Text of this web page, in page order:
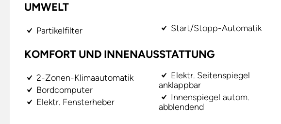
UMWELT
Partikelfilter Start/Stopp-Automatik
KOMFORT UND INNENAUSSTATTUNG
2-Zonen-Klimaautomatik
Bordcomputer
Elektr. Fensterheber
Elektr. Seitenspiegel
anklappbar
Innenspiegel autom.
abblendend